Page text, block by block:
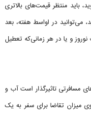
باید منتظر قیمت‌های بالاتری
می‌توانید در اواسط هفته، بعد
و یا در هر زمانی‌که تعطیل
مسافرتی تاثیرگذار است آب و
میزان تقاضا برای سفر به یک